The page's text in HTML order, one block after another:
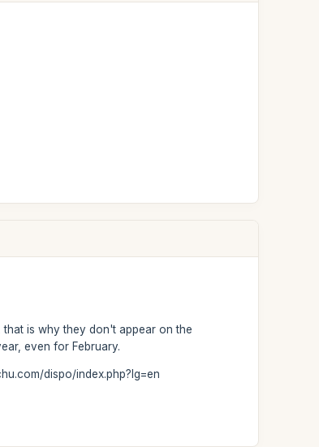
is why they don't appear on the
even for February.
dispo/index.php?lg=en